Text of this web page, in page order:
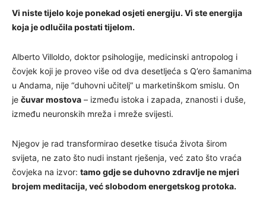
Vi niste tijelo koje ponekad osjeti energiju. Vi ste energija
koja je odlučila postati tijelom.
Alberto Villoldo, doktor psihologije, medicinski antropolog i
čovjek koji je proveo više od dva desetljeća s Q’ero šamanima
u Andama, nije “duhovni učitelj” u marketinškom smislu. On
je čuvar mostova – između istoka i zapada, znanosti i duše,
između neuronskih mreža i mreže svijesti.
Njegov je rad transformirao desetke tisuća života širom
svijeta, ne zato što nudi instant rješenja, već zato što vraća
čovjeka na izvor: tamo gdje se duhovno zdravlje ne mjeri
brojem meditacija, već slobodom energetskog protoka.